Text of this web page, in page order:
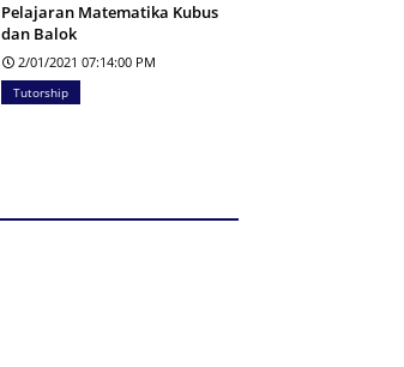
Pelajaran Matematika Kubus
dan Balok
2/01/2021 07:14:00 PM
Tutorship